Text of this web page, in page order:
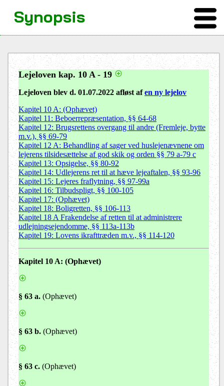
Lejeloven kap. 10 A - 19
Lejeloven blev d. 01.07.2022 afløst afen ny lejelov
Kapitel 10 A: (Ophævet)
Kapitel 11: Beboerrepræsentation, §§ 64-68
Kapitel 12: Brugsrettens overgang til andre (Fremleje, bytte
m.v.), §§ 69-79
Kapitel 12 A: Behandling af sager ved huslejenævnene om
lejerens tilsidesættelse af god skik og orden §§ 79 a-79 c
Kapitel 13: Opsigelse, §§ 80-92
Kapitel 14: Udlejerens ret til at hæve lejeaftalen, §§ 93-96
Kapitel 15: Lejeres fraflytning, §§ 97-99a
Kapitel 16: Tilbudspligt, §§ 100-105
Kapitel 17: (Ophævet)
Kapitel 18: Boligretten, §§ 106-113
Kapitel 18 A Frakendelse af retten til at administrere
udlejningsejendomme, §§ 113a-113b
Kapitel 19: Lovens ikrafttræden m.v., §§ 114-120
Kapitel 10 A: (Ophævet)
§ 63 a. (Ophævet)
§ 63 b. (Ophævet)
§ 63 c. (Ophævet)
Synopsis